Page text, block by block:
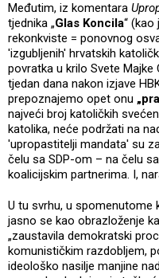
Međutim, iz komentara
tjednika „Glas Koncila“ (kao
rekonkviste = ponovnog
'izgubljenih' hrvatskih
povratka u krilo Svete Majke
tjedan dana nakon izjave
prepoznajemo opet onu
najveći broj katoličkih
katolika, neće podržati na
'upropastitelji mandata' su
čelu sa SDP-om – na čelu
koalicijskim partnerima. I,
U tu svrhu, u spomenutome
jasno se kao obrazloženje
„zaustavila demokratski
komunističkim razdobljem,
ideološko nasilje manjine